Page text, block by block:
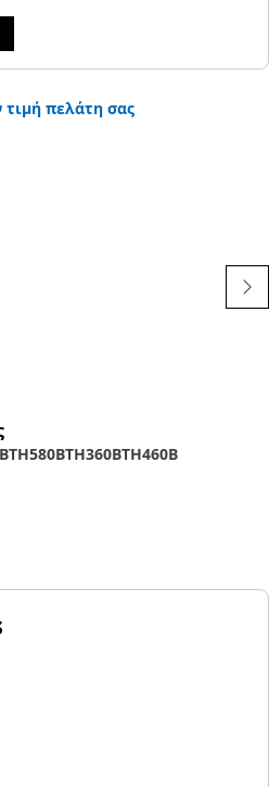
τιμή πελάτη σας
TH580BTH360BTH460B